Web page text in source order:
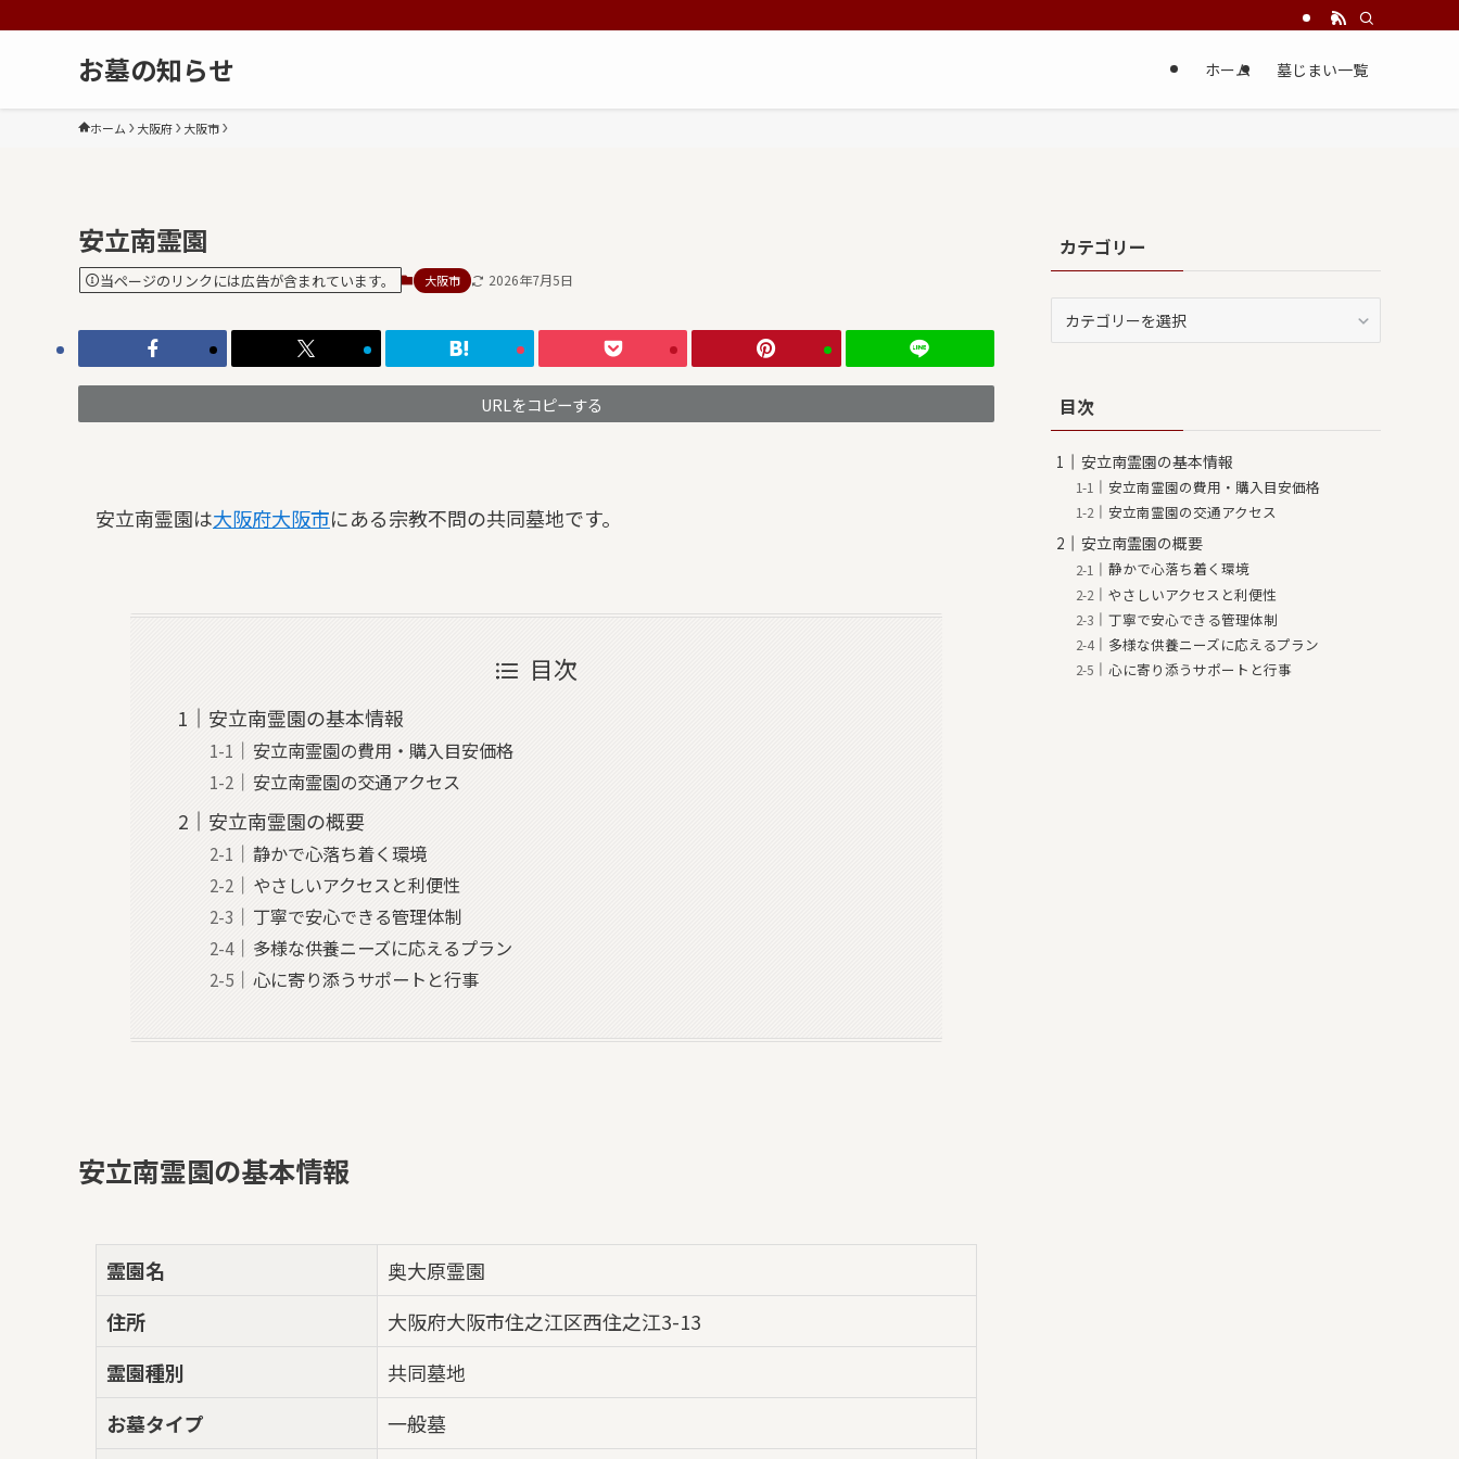
お墓の知らせ ホーム 墓じまい一覧
ホーム 大阪府 大阪市
安立南霊園
当ページのリンクには広告が含まれています。 大阪市 2026年7月5日
URLをコピーする
安立南霊園は大阪府大阪市にある宗教不問の共同墓地です。
目次
安立南霊園の基本情報
安立南霊園の費用・購入目安価格
安立南霊園の交通アクセス
安立南霊園の概要
静かで心落ち着く環境
やさしいアクセスと利便性
丁寧で安心できる管理体制
多様な供養ニーズに応えるプラン
心に寄り添うサポートと行事
安立南霊園の基本情報
霊園名
奥大原霊園
住所
大阪府大阪市住之江区西住之江3-13
霊園種別
共同墓地
お墓タイプ
一般墓
カテゴリー
テ
リ目次
安立南霊園の基本情報
安立南霊園の費用・購入目安価格
安立南霊園の交通アクセス
安立南霊園の概要
静かで心落ち着く環境
やさしいアクセスと利便性
丁寧で安心できる管理体制
多様な供養ニーズに応えるプラン
心に寄り添うサポートと行事